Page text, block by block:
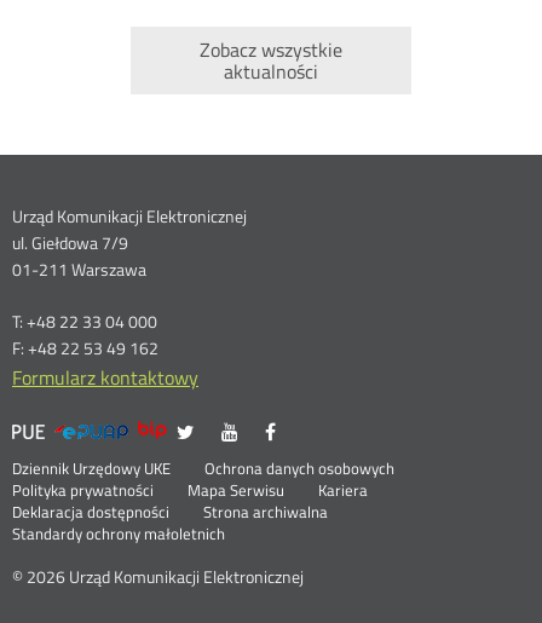
Zobacz wszystkie
aktualności
Dane
kontaktowe
Urząd Komunikacji Elektronicznej
ul. Giełdowa 7/9
01-211 Warszawa
T: +48 22 33 04 000
F: +48 22 53 49 162
Formularz kontaktowy
UKE
Serwisy
>Social
Media
UKE
portalu
Twitter
Otwórz
nowym
oknie
UKE
portalu
Youtube
Otwórz
nowym
oknie
portalu
Facebook
nowym
oknie
Menu
stopka
Dziennik Urzędowy UKE Otwórz
nowym
oknie
Ochrona danych osobowych
Polityka prywatności
Mapa Serwisu Kariera
Deklaracja dostępności Strona archiwalna
Standardy ochrony małoletnich
© 2026 Urząd Komunikacji Elektronicznej